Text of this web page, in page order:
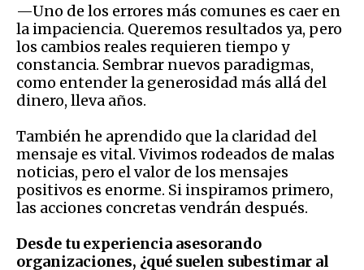
—Uno de los errores más comunes es caer en
la impaciencia. Queremos resultados ya, pero
los cambios reales requieren tiempo y
constancia. Sembrar nuevos paradigmas,
como entender la generosidad más allá del
dinero, lleva años.
También he aprendido que la claridad del
mensaje es vital. Vivimos rodeados de malas
noticias, pero el valor de los mensajes
positivos es enorme. Si inspiramos primero,
las acciones concretas vendrán después.
Desde tu experiencia asesorando
organizaciones, ¿qué suelen subestimar al